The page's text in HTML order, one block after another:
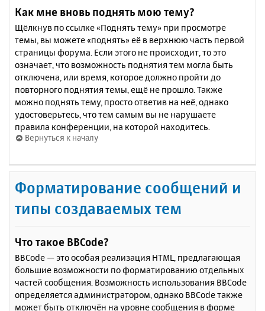
Как мне вновь поднять мою тему?
Щёлкнув по ссылке «Поднять тему» при просмотре
темы, вы можете «поднять» её в верхнюю часть первой
страницы форума. Если этого не происходит, то это
означает, что возможность поднятия тем могла быть
отключена, или время, которое должно пройти до
повторного поднятия темы, ещё не прошло. Также
можно поднять тему, просто ответив на неё, однако
удостоверьтесь, что тем самым вы не нарушаете
правила конференции, на которой находитесь.
Вернуться к началу
Форматирование сообщений и
типы создаваемых тем
Что такое BBCode?
BBCode — это особая реализация HTML, предлагающая
большие возможности по форматированию отдельных
частей сообщения. Возможность использования BBCode
определяется администратором, однако BBCode также
может быть отключён на уровне сообщения в форме